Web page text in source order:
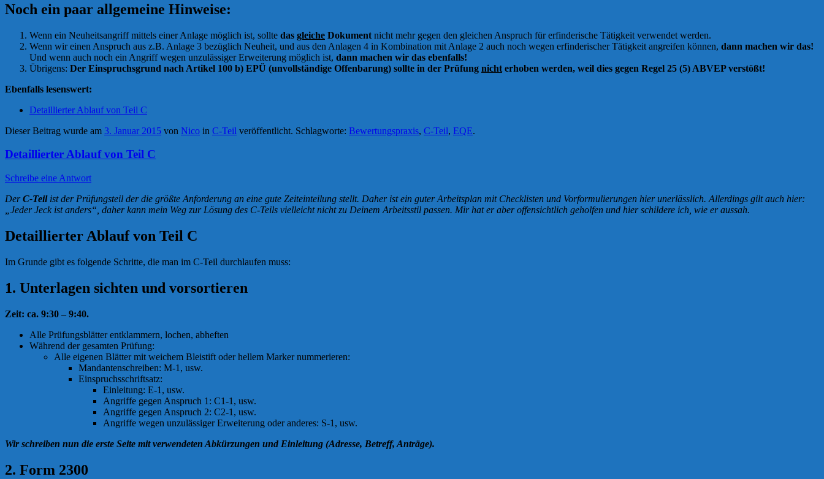
Noch ein paar allgemeine Hinweise:
Wenn ein Neuheitsangriff mittels einer Anlage möglich ist, sollte das gleiche Dokument nicht mehr gegen den gleichen Anspruch für erfinderische Tätigkeit verwendet werden.
Wenn wir einen Anspruch aus z.B. Anlage 3 bezüglich Neuheit, und aus den Anlagen 4 in Kombination mit Anlage 2 auch noch wegen erfinderischer Tätigkeit angreifen können, dann machen wir das!
Und wenn auch noch ein Angriff wegen unzulässiger Erweiterung möglich ist, dann machen wir das ebenfalls!
Übrigens: Der Einspruchsgrund nach Artikel 100 b) EPÜ (unvollständige Offenbarung) sollte in der Prüfung nicht erhoben werden, weil dies gegen Regel 25 (5) ABVEP verstößt!
Ebenfalls lesenswert:
Detaillierter Ablauf von Teil C
Dieser Beitrag wurde am 3. Januar 2015 von Nico in C-Teil veröffentlicht. Schlagworte: Bewertungspraxis, C-Teil, EQE.
Detaillierter Ablauf von Teil C
Schreibe eine Antwort
DerC-Teilist der Prüfungsteil der die größte Anforderung an eine gute Zeiteinteilung stellt. Daher ist ein guter Arbeitsplan mit Checklisten und Vorformulierungen hier unerlässlich. Allerdings gilt auch hier:
„Jeder Jeck ist anders“, daher kann mein Weg zur Lösung des C-Teils vielleicht nicht zu Deinem Arbeitsstil passen. Mir hat er aber offensichtlich geholfen und hier schildere ich, wie er aussah.
Detaillierter Ablauf von Teil C
Im Grunde gibt es folgende Schritte, die man im C-Teil durchlaufen muss:
1. Unterlagen sichten und vorsortieren
Zeit: ca. 9:30 – 9:40.
Alle Prüfungsblätter entklammern, lochen, abheften
Während der gesamten Prüfung:
Alle eigenen Blätter mit weichem Bleistift oder hellem Marker nummerieren:
Mandantenschreiben: M-1, usw.
Einspruchsschriftsatz:
Einleitung: E-1, usw.
Angriffe gegen Anspruch 1: C1-1, usw.
Angriffe gegen Anspruch 2: C2-1, usw.
Angriffe wegen unzulässiger Erweiterung oder anderes: S-1, usw.
Wir schreiben nun die erste Seite mit verwendeten Abkürzungen und Einleitung (Adresse, Betreff, Anträge).
2. Form 2300